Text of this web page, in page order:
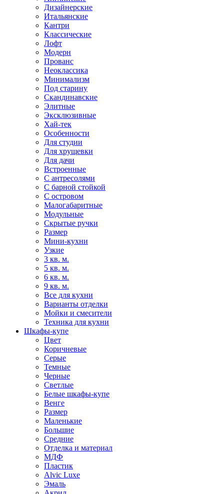
Дизайнерские
Итальянские
Кантри
Классические
Лофт
Модерн
Прованс
Неоклассика
Минимализм
Под старину
Скандинавские
Элитные
Эксклюзивные
Хай-тек
Особенности
Для студии
Для хрущевки
Для дачи
Встроенные
С антресолями
С барной стойкой
С островом
Малогабаритные
Модульные
Скрытые ручки
Размер
Мини-кухни
Узкие
3 кв. м.
5 кв. м.
6 кв. м.
9 кв. м.
Все для кухни
Варианты отделки
Мойки и смесители
Техника для кухни
Шкафы-купе
Цвет
Коричневые
Серые
Темные
Черные
Светлые
Белые шкафы-купе
Венге
Размер
Маленькие
Большие
Средние
Отделка и материал
МДФ
Пластик
Alvic Luxe
Эмаль